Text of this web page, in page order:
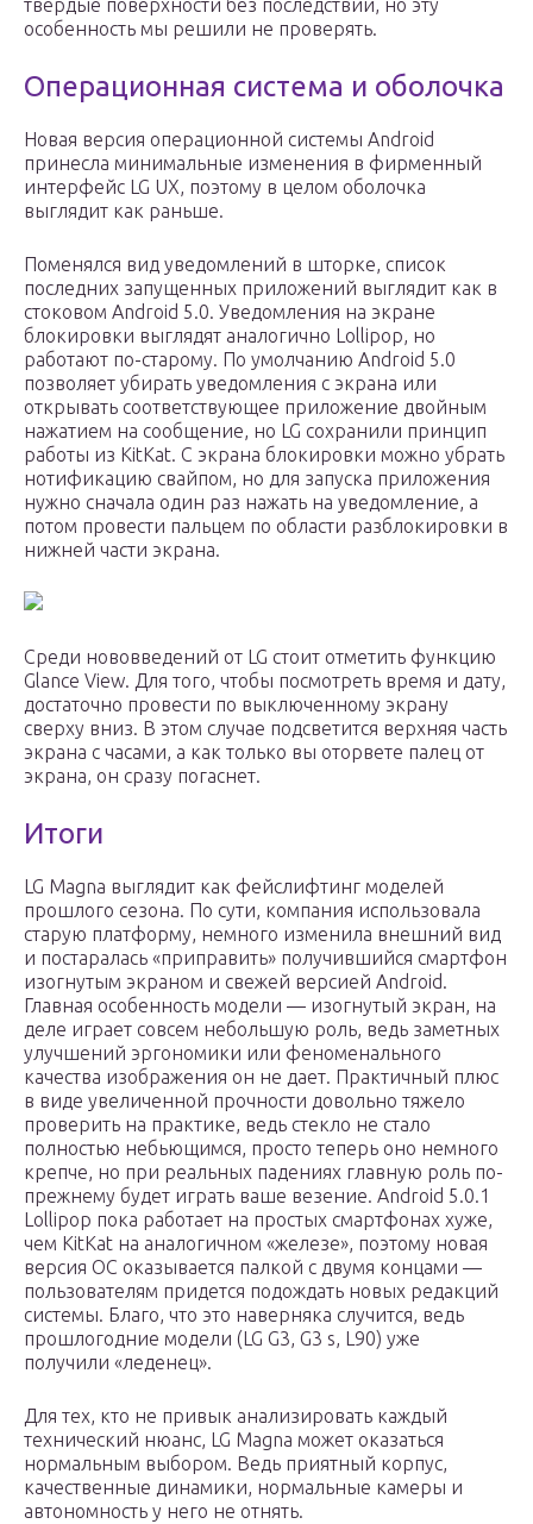
твердые поверхности без последствий, но эту
особенность мы решили не проверять.
Операционная система и оболочка
Новая версия операционной системы Android
принесла минимальные изменения в фирменный
интерфейс LG UX, поэтому в целом оболочка
выглядит как раньше.
Поменялся вид уведомлений в шторке, список
последних запущенных приложений выглядит как в
стоковом Android 5.0. Уведомления на экране
блокировки выглядят аналогично Lollipop, но
работают по-старому. По умолчанию Android 5.0
позволяет убирать уведомления с экрана или
открывать соответствующее приложение двойным
нажатием на сообщение, но LG сохранили принцип
работы из KitKat. С экрана блокировки можно убрать
нотификацию свайпом, но для запуска приложения
нужно сначала один раз нажать на уведомление, а
потом провести пальцем по области разблокировки в
нижней части экрана.
Среди нововведений от LG стоит отметить функцию
Glance View. Для того, чтобы посмотреть время и дату,
достаточно провести по выключенному экрану
сверху вниз. В этом случае подсветится верхняя часть
экрана с часами, а как только вы оторвете палец от
экрана, он сразу погаснет.
Итоги
LG Magna выглядит как фейслифтинг моделей
прошлого сезона. По сути, компания использовала
старую платформу, немного изменила внешний вид
и постаралась «приправить» получившийся смартфон
изогнутым экраном и свежей версией Android.
Главная особенность модели — изогнутый экран, на
деле играет совсем небольшую роль, ведь заметных
улучшений эргономики или феноменального
качества изображения он не дает. Практичный плюс
в виде увеличенной прочности довольно тяжело
проверить на практике, ведь стекло не стало
полностью небьющимся, просто теперь оно немного
крепче, но при реальных падениях главную роль по-
прежнему будет играть ваше везение. Android 5.0.1
Lollipop пока работает на простых смартфонах хуже,
чем KitKat на аналогичном «железе», поэтому новая
версия ОС оказывается палкой с двумя концами —
пользователям придется подождать новых редакций
системы. Благо, что это наверняка случится, ведь
прошлогодние модели (LG G3, G3 s, L90) уже
получили «леденец».
Для тех, кто не привык анализировать каждый
технический нюанс, LG Magna может оказаться
нормальным выбором. Ведь приятный корпус,
качественные динамики, нормальные камеры и
автономность у него не отнять.